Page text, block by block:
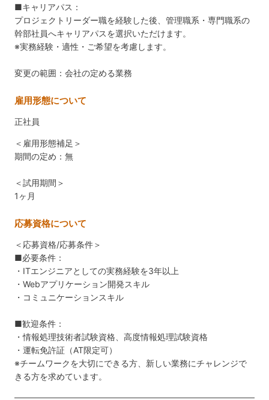
■キャリアパス：
プロジェクトリーダー職を経験した後、管理職系・専門職系の
幹部社員へキャリアパスを選択いただけます。
※実務経験・適性・ご希望を考慮します。
変更の範囲：会社の定める業務
雇用形態について
正社員
＜雇用形態補足＞
期間の定め：無
＜試用期間＞
1ヶ月
応募資格について
＜応募資格/応募条件＞
■必要条件：
・ITエンジニアとしての実務経験を3年以上
・Webアプリケーション開発スキル
・コミュニケーションスキル
■歓迎条件：
・情報処理技術者試験資格、高度情報処理試験資格
・運転免許証（AT限定可）
※チームワークを大切にできる方、新しい業務にチャレンジで
きる方を求めています。